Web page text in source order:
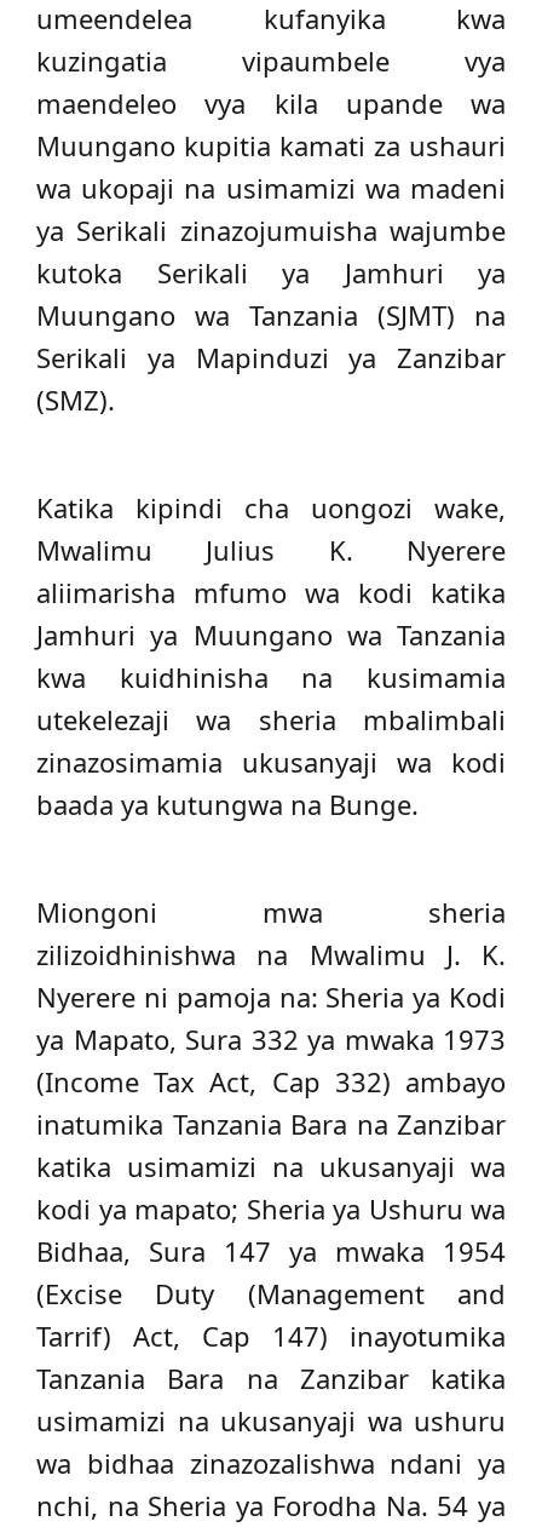
umeendelea kufanyika kwa
kuzingatia vipaumbele vya
maendeleo vya kila upande wa
Muungano kupitia kamati za ushauri
wa ukopaji na usimamizi wa madeni
ya Serikali zinazojumuisha wajumbe
kutoka Serikali ya Jamhuri ya
Muungano wa Tanzania (SJMT) na
Serikali ya Mapinduzi ya Zanzibar
(SMZ).
Katika kipindi cha uongozi wake,
Mwalimu Julius K. Nyerere
aliimarisha mfumo wa kodi katika
Jamhuri ya Muungano wa Tanzania
kwa kuidhinisha na kusimamia
utekelezaji wa sheria mbalimbali
zinazosimamia ukusanyaji wa kodi
baada ya kutungwa na Bunge.
Miongoni mwa sheria
zilizoidhinishwa na Mwalimu J. K.
Nyerere ni pamoja na: Sheria ya Kodi
ya Mapato, Sura 332 ya mwaka 1973
(Income Tax Act, Cap 332) ambayo
inatumika Tanzania Bara na Zanzibar
katika usimamizi na ukusanyaji wa
kodi ya mapato; Sheria ya Ushuru wa
Bidhaa, Sura 147 ya mwaka 1954
(Excise Duty (Management and
Tarrif) Act, Cap 147) inayotumika
Tanzania Bara na Zanzibar katika
usimamizi na ukusanyaji wa ushuru
wa bidhaa zinazozalishwa ndani ya
nchi, na Sheria ya Forodha Na. 54 ya